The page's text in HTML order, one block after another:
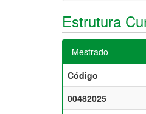
Estrutura
Mestrado
Código
00482025